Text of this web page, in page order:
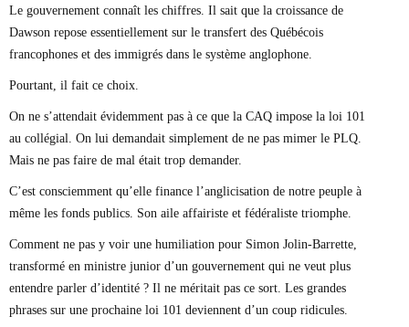
Le gouvernement connaît les chiffres. Il sait que la croissance de
Dawson repose essentiellement sur le transfert des Québécois
francophones et des immigrés dans le système anglophone.
Pourtant, il fait ce choix.
On ne s’attendait évidemment pas à ce que la CAQ impose la loi 101
au collégial. On lui demandait simplement de ne pas mimer le PLQ.
Mais ne pas faire de mal était trop demander.
C’est consciemment qu’elle finance l’anglicisation de notre peuple à
même les fonds publics. Son aile affairiste et fédéraliste triomphe.
Comment ne pas y voir une humiliation pour Simon Jolin-Barrette,
transformé en ministre junior d’un gouvernement qui ne veut plus
entendre parler d’identité ? Il ne méritait pas ce sort. Les grandes
phrases sur une prochaine loi 101 deviennent d’un coup ridicules.